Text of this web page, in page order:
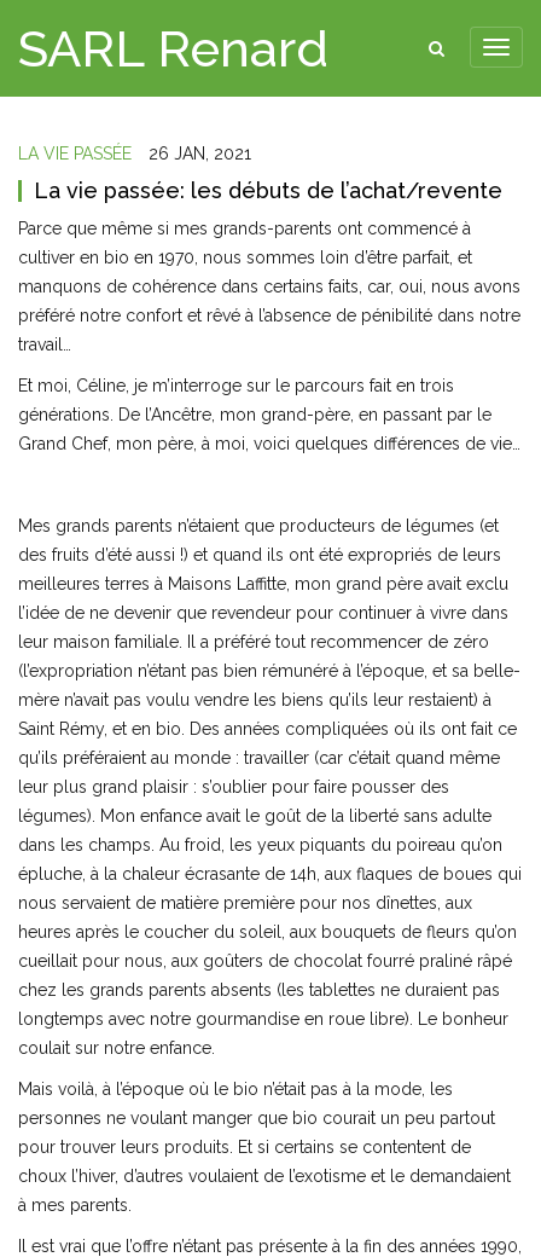
SARL Renard
LA VIE PASSÉE 26 JAN, 2021
La vie passée: les débuts de l’achat/revente
Parce que même si mes grands-parents ont commencé à
cultiver en bio en 1970, nous sommes loin d’être parfait, et
manquons de cohérence dans certains faits, car, oui, nous avons
préféré notre confort et rêvé à l’absence de pénibilité dans notre
travail…
Et moi, Céline, je m’interroge sur le parcours fait en trois
générations. De l’Ancêtre, mon grand-père, en passant par le
Grand Chef, mon père, à moi, voici quelques différences de vie…
Mes grands parents n’étaient que producteurs de légumes (et
des fruits d’été aussi !) et quand ils ont été expropriés de leurs
meilleures terres à Maisons Laffitte, mon grand père avait exclu
l’idée de ne devenir que revendeur pour continuer à vivre dans
leur maison familiale. Il a préféré tout recommencer de zéro
(l’expropriation n’étant pas bien rémunéré à l’époque, et sa belle-
mère n’avait pas voulu vendre les biens qu’ils leur restaient) à
Saint Rémy, et en bio. Des années compliquées où ils ont fait ce
qu’ils préféraient au monde : travailler (car c’était quand même
leur plus grand plaisir : s’oublier pour faire pousser des
légumes). Mon enfance avait le goût de la liberté sans adulte
dans les champs. Au froid, les yeux piquants du poireau qu’on
épluche, à la chaleur écrasante de 14h, aux flaques de boues qui
nous servaient de matière première pour nos dînettes, aux
heures après le coucher du soleil, aux bouquets de fleurs qu’on
cueillait pour nous, aux goûters de chocolat fourré praliné râpé
chez les grands parents absents (les tablettes ne duraient pas
longtemps avec notre gourmandise en roue libre). Le bonheur
coulait sur notre enfance.
Mais voilà, à l’époque où le bio n’était pas à la mode, les
personnes ne voulant manger que bio courait un peu partout
pour trouver leurs produits. Et si certains se contentent de
choux l’hiver, d’autres voulaient de l’exotisme et le demandaient
à mes parents.
Il est vrai que l’offre n’étant pas présente à la fin des années 1990,